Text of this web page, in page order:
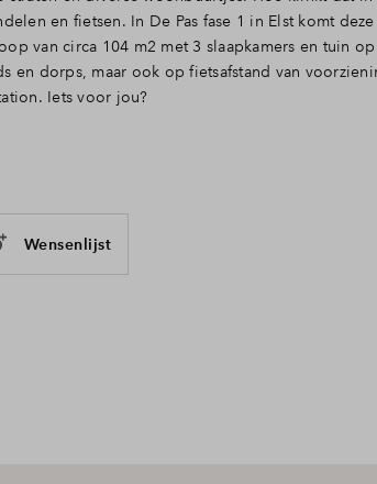
en fietsen. In De Pas fase 1 in Elst komt deze
van circa 104 m2 met 3 slaapkamers en tuin
en dorps, maar ook op fietsafstand van
Iets voor jou?
trap naar de 1e verdieping. De tuingerichte
de achtertuin en openslaande deuren naar de
deur naar de master bedroom met badkamer,
krijg je niet snel, want de gehele woning heeft
Wensenlijst